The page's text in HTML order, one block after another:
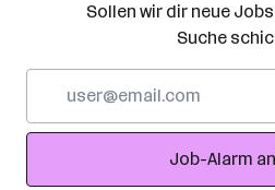
Sollen wir dir neue
Suche
Adresse
Job-Alarm